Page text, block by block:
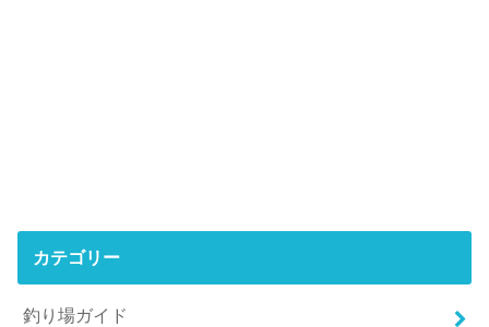
カテゴリー
釣り場ガイド